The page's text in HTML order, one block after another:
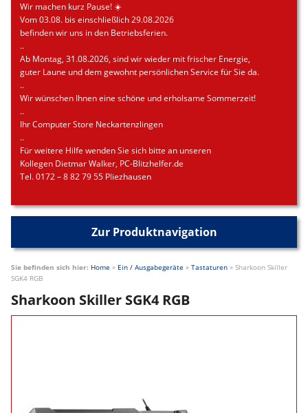
Wir machen kurz Pause! ☀️
Vom 03.08. bis einschließlich 29.08.2026
befinden wir uns in den Betriebsferien.
..
Ab Montag, 31.08.2026, sind wir wieder mit frischer Energie,
guter Laune und dem gewohnt persönlichen Service für Sie da.
..
Wir wünschen Ihnen eine schöne und erholsame Sommerzeit!
..
Ihr Computer Store Neckartenzlingen
..
Für weitere Hilfe wenden Sie sich bitte an unseren
Kollegen Dietmar Walker, PC-Blitzhelfer.de
Tel. 0172 – 8 82 79 55 Pliezhausen
Zur Produktnavigation
Sie befinden sich hier: Home » Ein / Ausgabegeräte » Tastaturen » Sharkoon Skiller
SGK4 RGB
Sharkoon Skiller SGK4 RGB